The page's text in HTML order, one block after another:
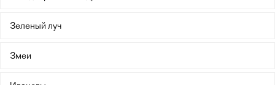
Зеленый луч
Змеи